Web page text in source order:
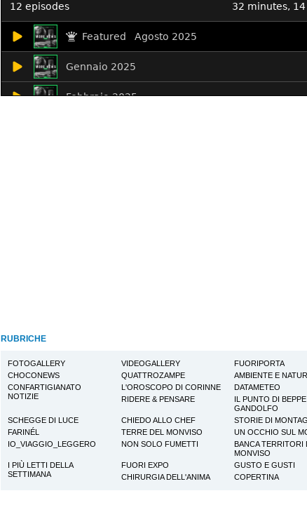
RUBRICHE
FOTOGALLERY VIDEOGALLERY
FUORIPORTA
CHOCONEWS
QUATTROZAMPE
AMBIENTE E
CONFARTIGIANATO
NOTIZIE
L'OROSCOPO DI CORINNE
DATAMETEO
RIDERE & PENSARE
IL PUNTO DI BEPPE
GANDOLFO
SCHEGGE DI LUCE
CHIEDO ALLO CHEF
STORIE DI
FARINÉL
TERRE DEL MONVISO
UN OCCHIO SUL
IO_VIAGGIO_LEGGERO
NON SOLO FUMETTI
BANCA TERRITORI
MONVISO
I PIÙ LETTI DELLA
SETTIMANA
FUORI EXPO
GUSTO E GUSTI
CHIRURGIA DELL'ANIMA
COPERTINA